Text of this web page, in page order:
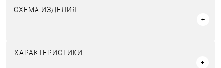
СХЕМА ИЗДЕЛИЯ
ХАРАКТЕРИСТИКИ